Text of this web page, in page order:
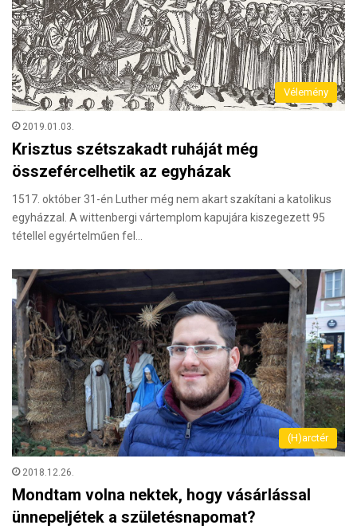
Vélemény
2019.01.03.
Krisztus szétszakadt ruháját még
összefércelhetik az egyházak
1517. október 31-én Luther még nem akart szakítani a katolikus
egyházzal. A wittenbergi vártemplom kapujára kiszegezett 95
tétellel egyértelműen fel…
(H)arctér
2018.12.26.
Mondtam volna nektek, hogy vásárlással
ünnepeljétek a születésnapomat?